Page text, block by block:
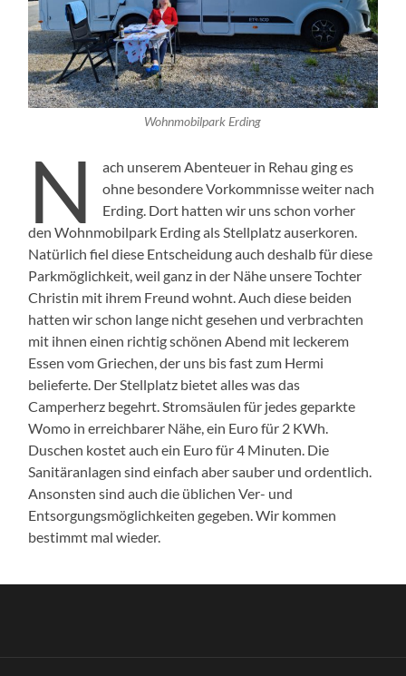
Wohnmobilpark Erding
N
ach unserem Abenteuer in Rehau ging es
ohne besondere Vorkommnisse weiter nach
Erding. Dort hatten wir uns schon vorher
den Wohnmobilpark Erding als Stellplatz auserkoren.
Natürlich fiel diese Entscheidung auch deshalb für diese
Parkmöglichkeit, weil ganz in der Nähe unsere Tochter
Christin mit ihrem Freund wohnt. Auch diese beiden
hatten wir schon lange nicht gesehen und verbrachten
mit ihnen einen richtig schönen Abend mit leckerem
Essen vom Griechen, der uns bis fast zum Hermi
belieferte. Der Stellplatz bietet alles was das
Camperherz begehrt. Stromsäulen für jedes geparkte
Womo in erreichbarer Nähe, ein Euro für 2 KWh.
Duschen kostet auch ein Euro für 4 Minuten. Die
Sanitäranlagen sind einfach aber sauber und ordentlich.
Ansonsten sind auch die üblichen Ver- und
Entsorgungsmöglichkeiten gegeben. Wir kommen
bestimmt mal wieder.